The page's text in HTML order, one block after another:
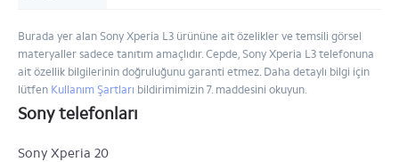
Burada yer alan Sony Xperia L3 ürününe ait özelikler ve temsili görsel
materyaller sadece tanıtım amaçlıdır. Cepde, Sony Xperia L3 telefonuna
ait özellik bilgilerinin doğruluğunu garanti etmez. Daha detaylı bilgi için
lütfen Kullanım Şartları bildirimimizin 7. maddesini okuyun.
Sony telefonları
Sony Xperia 20